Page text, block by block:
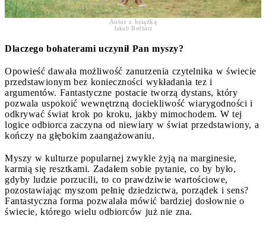
Autor z książką
Jakub Bednarz
Dlaczego bohaterami uczynił Pan myszy?
Opowieść dawała możliwość zanurzenia czytelnika w świecie
przedstawionym bez konieczności wykładania tez i
argumentów. Fantastyczne postacie tworzą dystans, który
pozwala uspokoić wewnętrzną dociekliwość wiarygodności i
odkrywać świat krok po kroku, jakby mimochodem. W tej
logice odbiorca zaczyna od niewiary w świat przedstawiony, a
kończy na głębokim zaangażowaniu.
Myszy w kulturze popularnej zwykle żyją na marginesie,
karmią się resztkami. Zadałem sobie pytanie, co by było,
gdyby ludzie porzucili, to co prawdziwie wartościowe,
pozostawiając myszom pełnię dziedzictwa, porządek i sens?
Fantastyczna forma pozwalała mówić bardziej dosłownie o
świecie, którego wielu odbiorców już nie zna.